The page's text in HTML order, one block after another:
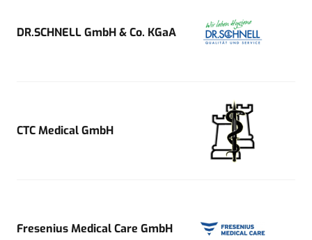
DR.SCHNELL GmbH & Co. KGaA
CTC Medical GmbH
Fresenius Medical Care GmbH